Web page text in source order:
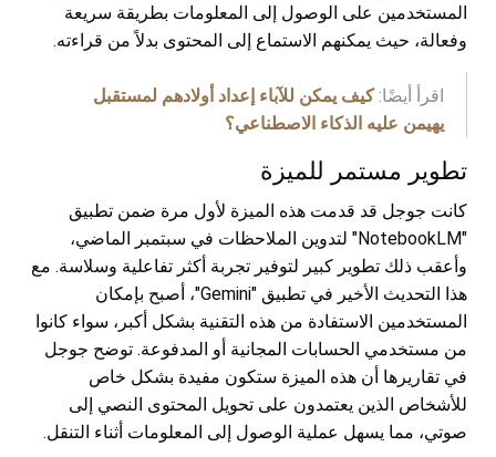
المستخدمين على الوصول إلى المعلومات بطريقة سريعة
وفعالة، حيث يمكنهم الاستماع إلى المحتوى بدلاً من قراءته.
اقرأ أيضًا:كيف يمكن للآباء إعداد أولادهم لمستقبل
يهيمن عليه الذكاء الاصطناعي؟
تطوير مستمر للميزة
كانت جوجل قد قدمت هذه الميزة لأول مرة ضمن تطبيق
"NotebookLM" لتدوين الملاحظات في سبتمبر الماضي،
وأعقب ذلك تطوير كبير لتوفير تجربة أكثر تفاعلية وسلاسة. مع
هذا التحديث الأخير في تطبيق "Gemini"، أصبح بإمكان
المستخدمين الاستفادة من هذه التقنية بشكل أكبر، سواء كانوا
من مستخدمي الحسابات المجانية أو المدفوعة. توضح جوجل
في تقاريرها أن هذه الميزة ستكون مفيدة بشكل خاص
للأشخاص الذين يعتمدون على تحويل المحتوى النصي إلى
صوتي، مما يسهل عملية الوصول إلى المعلومات أثناء التنقل.